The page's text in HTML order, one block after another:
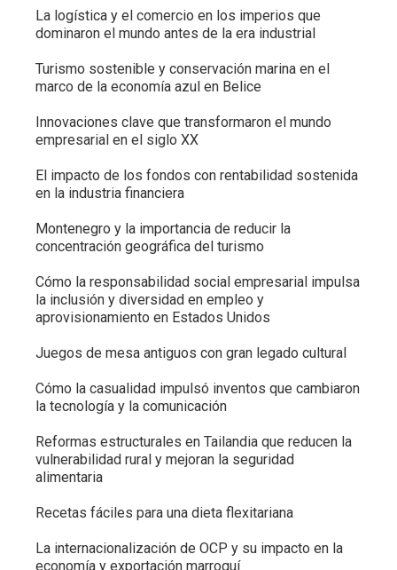
La logística y el comercio en los imperios que
dominaron el mundo antes de la era industrial
Turismo sostenible y conservación marina en el
marco de la economía azul en Belice
Innovaciones clave que transformaron el mundo
empresarial en el siglo XX
El impacto de los fondos con rentabilidad sostenida
en la industria financiera
Montenegro y la importancia de reducir la
concentración geográfica del turismo
Cómo la responsabilidad social empresarial impulsa
la inclusión y diversidad en empleo y
aprovisionamiento en Estados Unidos
Juegos de mesa antiguos con gran legado cultural
Cómo la casualidad impulsó inventos que cambiaron
la tecnología y la comunicación
Reformas estructurales en Tailandia que reducen la
vulnerabilidad rural y mejoran la seguridad
alimentaria
Recetas fáciles para una dieta flexitariana
La internacionalización de OCP y su impacto en la
economía y exportación marroquí